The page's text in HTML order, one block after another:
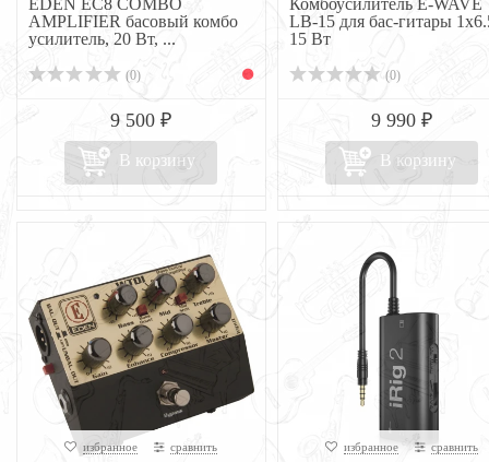
EDEN EC8 COMBO
AMPLIFIER басовый комбо
усилитель, 20 Вт, ...
(0)
9 500 ₽
В корзину
Комбоусилитель E-WAVE
LB-15 для бас-гитары
15 Вт
(0)
9 990 ₽
В корзину
избранное сравнить избранное сравнить